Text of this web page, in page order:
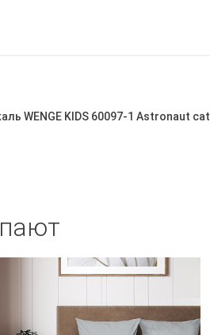
WENGE KIDS 60097-1 Astronaut cat